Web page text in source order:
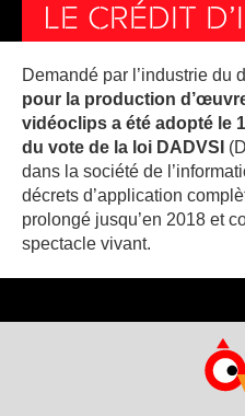
LE CRÉDIT
Demandé par l’industrie du
pour la production
vidéoclips a été adopté le
du vote de la loi DADVSI
dans la société de
décrets d’application
prolongé jusqu’en 2018 et
spectacle vivant.